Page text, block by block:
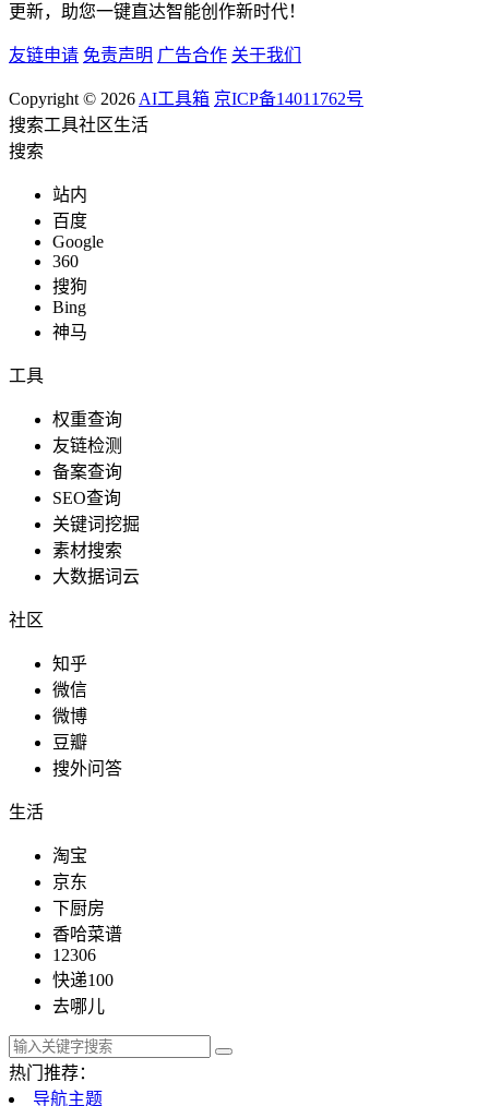
更新，助您一键直达智能创作新时代！
友链申请 免责声明 广告合作 关于我们
Copyright © 2026 AI工具箱 京ICP备14011762号
搜索工具社区生活
搜索
站内
百度
Google
360
搜狗
Bing
神马
工具
权重查询
友链检测
备案查询
SEO查询
关键词挖掘
素材搜索
大数据词云
社区
知乎
微信
微博
豆瓣
搜外问答
生活
淘宝
京东
下厨房
香哈菜谱
12306
快递100
去哪儿
热门推荐：
导航主题